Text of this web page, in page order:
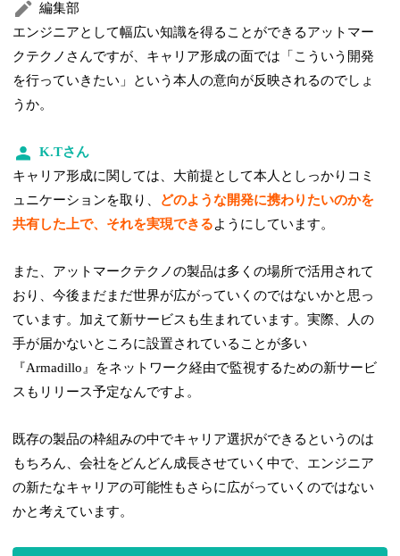
編集部
エンジニアとして幅広い知識を得ることができるアットマー
クテクノさんですが、キャリア形成の面では「こういう開発
を行っていきたい」という本人の意向が反映されるのでしょ
うか。
K.Tさん
キャリア形成に関しては、大前提として本人としっかりコミ
ュニケーションを取り、
どのような開発に携わりたいのかを
共有した上で、それを実現できるようにしています。
また、アットマークテクノの製品は多くの場所で活用されて
おり、今後まだまだ世界が広がっていくのではないかと思っ
ています。加えて新サービスも生まれています。実際、人の
手が届かないところに設置されていることが多い
『Armadillo』をネットワーク経由で監視するための新サービ
スもリリース予定なんですよ。
既存の製品の枠組みの中でキャリア選択ができるというのは
もちろん、会社をどんどん成長させていく中で、エンジニア
の新たなキャリアの可能性もさらに広がっていくのではない
かと考えています。